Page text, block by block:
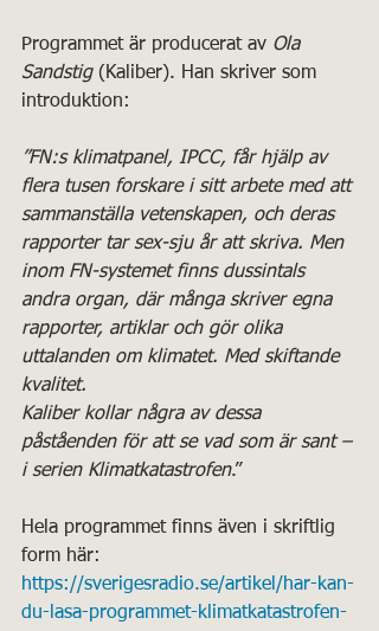
Programmet är producerat av Ola
Sandstig (Kaliber). Han skriver som
introduktion:
”FN:s klimatpanel, IPCC, får hjälp av
flera tusen forskare i sitt arbete med att
sammanställa vetenskapen, och deras
rapporter tar sex-sju år att skriva. Men
inom FN-systemet finns dussintals
andra organ, där många skriver egna
rapporter, artiklar och gör olika
uttalanden om klimatet. Med skiftande
kvalitet.
Kaliber kollar några av dessa
påståenden för att se vad som är sant –
i serien Klimatkatastrofen.”
Hela programmet finns även i skriftlig
form här:
https://sverigesradio.se/artikel/har-kan-
du-lasa-programmet-klimatkatastrofen-